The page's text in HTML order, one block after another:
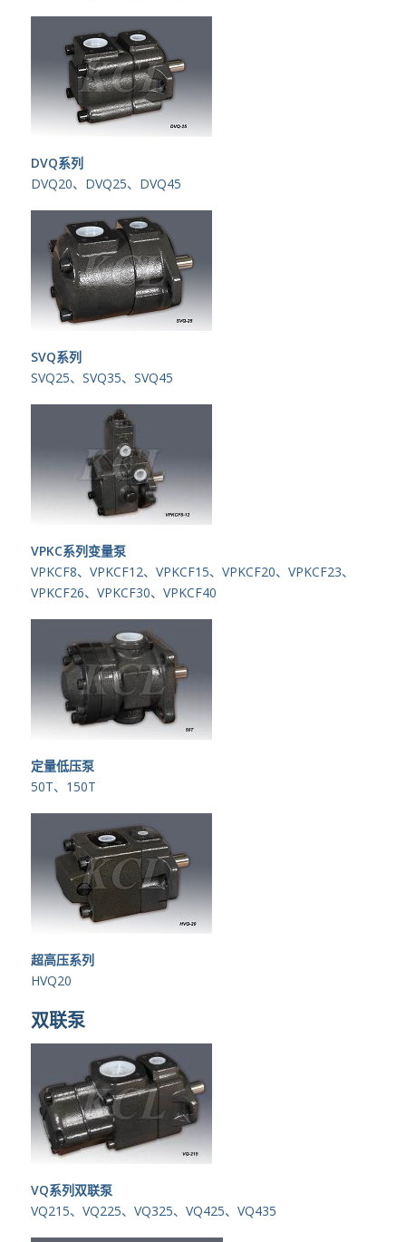
DVQ系列
DVQ20、DVQ25、DVQ45
SVQ系列
SVQ25、SVQ35、SVQ45
VPKC系列变量泵
VPKCF8、VPKCF12、VPKCF15、VPKCF20、VPKCF23、
VPKCF26、VPKCF30、VPKCF40
定量低压泵
50T、150T
超高压系列
HVQ20
双联泵
VQ系列双联泵
VQ215、VQ225、VQ325、VQ425、VQ435